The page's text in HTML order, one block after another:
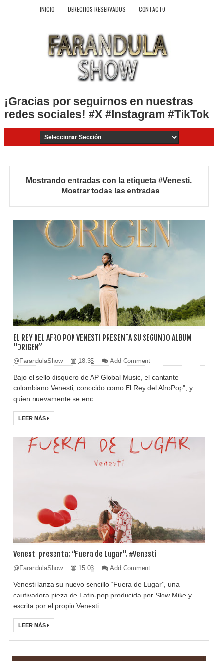
INICIO DERECHOS RESERVADOS CONTACTO
¡Gracias por seguirnos en nuestras
redes sociales! #X #Instagram #TikTok
Mostrando entradas con la etiqueta#Venesti.
Mostrar todas las entradas
EL REY DEL AFRO POP VENESTI PRESENTA SU SEGUNDO ALBUM
"ORIGEN”
@FarandulaShow 18:35 Add Comment
Bajo el sello disquero de AP Global Music, el cantante
colombiano Venesti, conocido como El Rey del AfroPop", y
quien nuevamente se enc...
LEER MÁS
Venesti presenta: “Fuera de Lugar”. #Venesti
@FarandulaShow 15:03 Add Comment
Venesti lanza su nuevo sencillo “Fuera de Lugar”, una
cautivadora pieza de Latin-pop producida por Slow Mike y
escrita por el propio Venesti...
LEER MÁS